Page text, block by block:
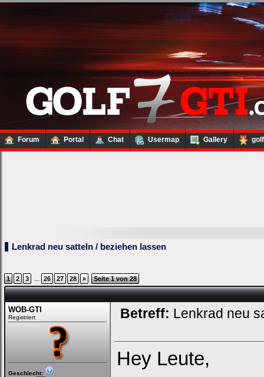
Forum Portal Chat Usermap Gallery
Lenkrad neu satteln / beziehen lassen
1 2 3 ... 26 27 28 » Seite 1 von 28
WOB-GTI
Registriert
Geschlecht:
Betreff: Lenkrad neu
Hey Leute,